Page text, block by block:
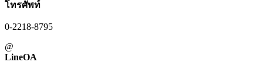
โทรศัพท์
0-2218-8795
@
LineOA